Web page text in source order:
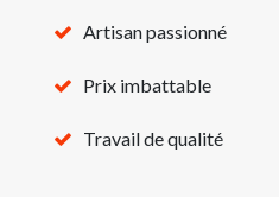
Artisan passionné
Prix imbattable
Travail de qualité